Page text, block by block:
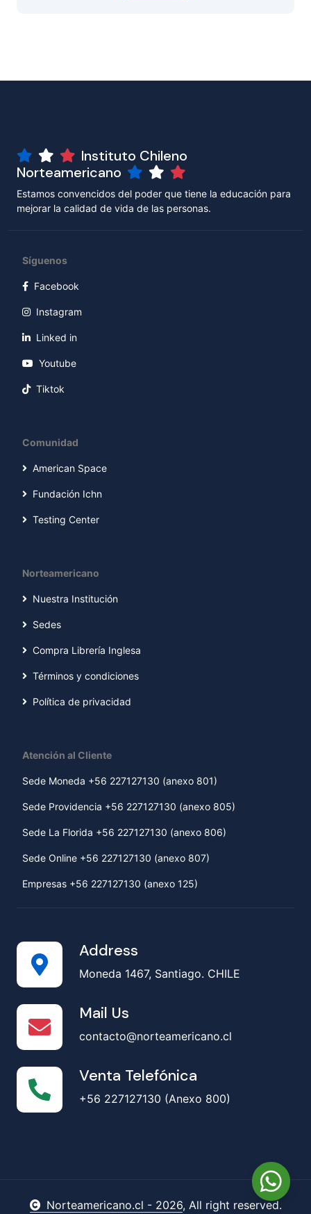
Instituto Chileno
Norteamericano
Estamos convencidos del poder que tiene la educación para
mejorar la calidad de vida de las personas.
Síguenos
Facebook
Instagram
Linked in
Youtube
Tiktok
Comunidad
American Space
Fundación Ichn
Testing Center
Norteamericano
Nuestra Institución
Sedes
Compra Librería Inglesa
Términos y condiciones
Política de privacidad
Atención al Cliente
Sede Moneda +56 227127130 (anexo 801)
Sede Providencia +56 227127130 (anexo 805)
Sede La Florida +56 227127130 (anexo 806)
Sede Online +56 227127130 (anexo 807)
Empresas +56 227127130 (anexo 125)
Address
Moneda 1467, Santiago. CHILE
Mail Us
contacto@norteamericano.cl
Venta Telefónica
+56 227127130 (Anexo 800)
Norteamericano.cl - 2026, All right reserved.